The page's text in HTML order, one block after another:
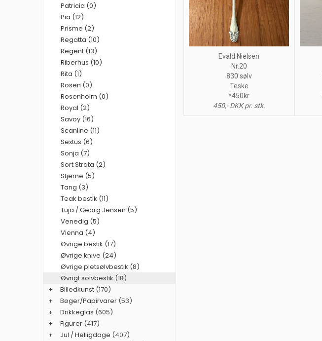
Evald Nielsen
Nr.20
830 sølv
Teske
*450kr
450,- DKK pr. stk.
Patricia (0)
Pia (12)
Prisme (2)
Regatta (10)
Regent (13)
Riberhus (10)
Rita (1)
Rosen (0)
Rosenholm (0)
Royal (2)
Savoy (16)
Scanline (11)
Sextus (6)
Sonja (7)
Sort Strata (2)
Stjerne (5)
Tang (3)
Teak bestik (11)
Tuja / Georg Jensen (5)
Venedig (5)
Vienna (4)
Øvrige bestik (17)
Øvrige knive (24)
Øvrige pletsølvbestik (8)
Øvrigt sølvbestik (18)
+
Billedkunst (170)
+
Bøger/Papirvarer (53)
+
Drikkeglas (605)
+
Figurer (417)
+
Jul / Helligdage (407)